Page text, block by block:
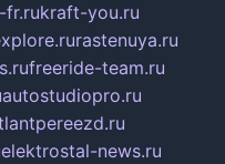
fr.rukraft-you.ru
rastenuya.ru
freeride-team.ru
autostudiopro.ru
elektrostal-news.ru